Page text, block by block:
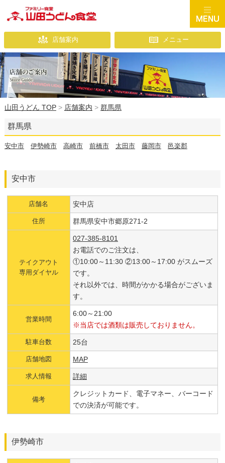
店舗案内 メニュー
山田うどん TOP > 店舗案内 > 群馬県
群馬県
安中市 伊勢崎市 高崎市 前橋市 太田市 藤岡市 邑楽郡
安中市
店舗名 安中店
住所 群馬県安中市郷原271-2
テイクアウト
専用ダイヤル
027-385-8101
お電話でのご注文は、
①10:00～11:30 ②13:00～17:00 がスムーズ
です。
それ以外では、時間がかかる場合がございま
す。
営業時間
6:00～21:00
※当店では酒類は販売しておりません。
駐車台数 25台
店舗地図 MAP
求人情報 詳細
備考
クレジットカード、電子マネー、バーコード
での決済が可能です。
伊勢崎市